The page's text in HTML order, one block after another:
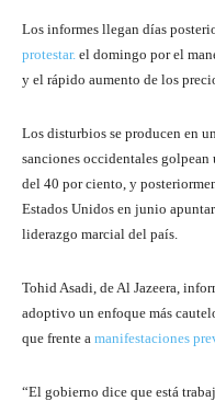
Los informes llegan días
protestar. el domingo por el
y el rápido aumento de los
Los disturbios se producen en
sanciones occidentales
del 40 por ciento, y
Estados Unidos en junio
liderazgo marcial del país.
Tohid Asadi, de Al Jazeera,
adoptivo un enfoque más
que frente a manifestaciones
“El gobierno dice que está